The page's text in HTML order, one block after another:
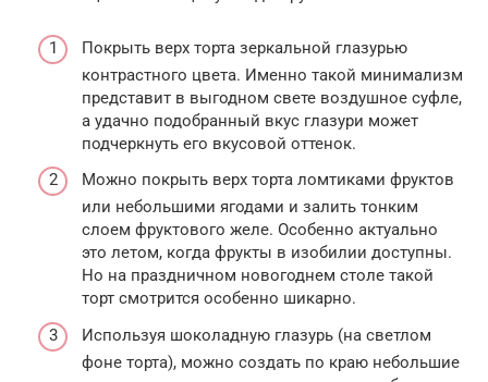
Покрыть верх торта зеркальной глазурью
контрастного цвета. Именно такой минимализм
представит в выгодном свете воздушное суфле,
а удачно подобранный вкус глазури может
подчеркнуть его вкусовой оттенок.
Можно покрыть верх торта ломтиками фруктов
или небольшими ягодами и залить тонким
слоем фруктового желе. Особенно актуально
это летом, когда фрукты в изобилии доступны.
Но на праздничном новогоднем столе такой
торт смотрится особенно шикарно.
Используя шоколадную глазурь (на светлом
фоне торта), можно создать по краю небольшие